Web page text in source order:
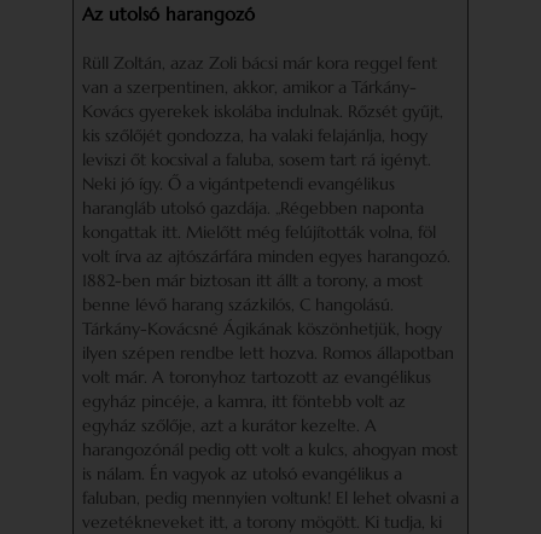
Az utolsó harangozó
Rüll Zoltán, azaz Zoli bácsi már kora reggel fent
van a szerpentinen, akkor, amikor a Tárkány-
Kovács gyerekek iskolába indulnak. Rőzsét gyűjt,
kis szőlőjét gondozza, ha valaki felajánlja, hogy
leviszi őt kocsival a faluba, sosem tart rá igényt.
Neki jó így. Ő a vigántpetendi evangélikus
harangláb utolsó gazdája. „Régebben naponta
kongattak itt. Mielőtt még felújították volna, föl
volt írva az ajtószárfára minden egyes harangozó.
1882-ben már biztosan itt állt a torony, a most
benne lévő harang százkilós, C hangolású.
Tárkány-Kovácsné Ágikának köszönhetjük, hogy
ilyen szépen rendbe lett hozva. Romos állapotban
volt már. A toronyhoz tartozott az evangélikus
egyház pincéje, a kamra, itt föntebb volt az
egyház szőlője, azt a kurátor kezelte. A
harangozónál pedig ott volt a kulcs, ahogyan most
is nálam. Én vagyok az utolsó evangélikus a
faluban, pedig mennyien voltunk! El lehet olvasni a
vezetékneveket itt, a torony mögött. Ki tudja, ki